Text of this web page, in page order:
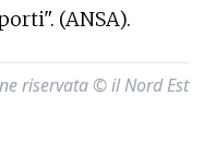
(ANSA).
riservata © il Nord Est